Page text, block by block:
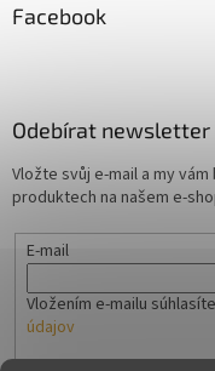
Facebook
Odebírat newsletter
Vložte svůj e-mail a my
produktech na našem e-
E-mail
Vložením e-mailu
údajov